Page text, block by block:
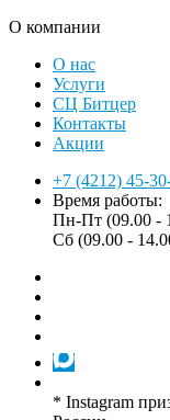
О компании
О нас
Услуги
СЦ Битцер
Контакты
Акции
+7 (4212) 45-
Время работы:
Пн-Пт (09.00 -
Сб (09.00 -
* Instagram